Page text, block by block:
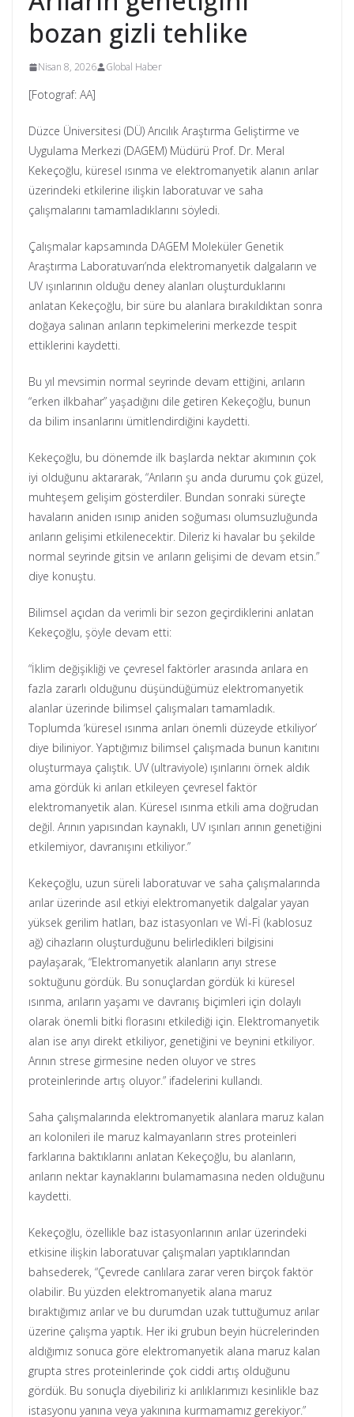
bozan gizli tehlike
Nisan 8, 2026 Global Haber
[Fotograf: AA]
Düzce Üniversitesi (DÜ) Arıcılık Araştırma Geliştirme ve
Uygulama Merkezi (DAGEM) Müdürü Prof. Dr. Meral
Kekeçoğlu, küresel ısınma ve elektromanyetik alanın arılar
üzerindeki etkilerine ilişkin laboratuvar ve saha
çalışmalarını tamamladıklarını söyledi.
Çalışmalar kapsamında DAGEM Moleküler Genetik
Araştırma Laboratuvarı’nda elektromanyetik dalgaların ve
UV ışınlarının olduğu deney alanları oluşturduklarını
anlatan Kekeçoğlu, bir süre bu alanlara bırakıldıktan sonra
doğaya salınan arıların tepkimelerini merkezde tespit
ettiklerini kaydetti.
Bu yıl mevsimin normal seyrinde devam ettiğini, arıların
“erken ilkbahar” yaşadığını dile getiren Kekeçoğlu, bunun
da bilim insanlarını ümitlendirdiğini kaydetti.
Kekeçoğlu, bu dönemde ilk başlarda nektar akımının çok
iyi olduğunu aktararak, “Arıların şu anda durumu çok güzel,
muhteşem gelişim gösterdiler. Bundan sonraki süreçte
havaların aniden ısınıp aniden soğuması olumsuzluğunda
arıların gelişimi etkilenecektir. Dileriz ki havalar bu şekilde
normal seyrinde gitsin ve arıların gelişimi de devam etsin.”
diye konuştu.
Bilimsel açıdan da verimli bir sezon geçirdiklerini anlatan
Kekeçoğlu, şöyle devam etti:
“İklim değişikliği ve çevresel faktörler arasında arılara en
fazla zararlı olduğunu düşündüğümüz elektromanyetik
alanlar üzerinde bilimsel çalışmaları tamamladık.
Toplumda ‘küresel ısınma arıları önemli düzeyde etkiliyor’
diye biliniyor. Yaptığımız bilimsel çalışmada bunun kanıtını
oluşturmaya çalıştık. UV (ultraviyole) ışınlarını örnek aldık
ama gördük ki arıları etkileyen çevresel faktör
elektromanyetik alan. Küresel ısınma etkili ama doğrudan
değil. Arının yapısından kaynaklı, UV ışınları arının genetiğini
etkilemiyor, davranışını etkiliyor.”
Kekeçoğlu, uzun süreli laboratuvar ve saha çalışmalarında
arılar üzerinde asıl etkiyi elektromanyetik dalgalar yayan
yüksek gerilim hatları, baz istasyonları ve Wİ-Fİ (kablosuz
ağ) cihazların oluşturduğunu belirledikleri bilgisini
paylaşarak, “Elektromanyetik alanların arıyı strese
soktuğunu gördük. Bu sonuçlardan gördük ki küresel
ısınma, arıların yaşamı ve davranış biçimleri için dolaylı
olarak önemli bitki florasını etkilediği için. Elektromanyetik
alan ise arıyı direkt etkiliyor, genetiğini ve beynini etkiliyor.
Arının strese girmesine neden oluyor ve stres
proteinlerinde artış oluyor.” ifadelerini kullandı.
Saha çalışmalarında elektromanyetik alanlara maruz kalan
arı kolonileri ile maruz kalmayanların stres proteinleri
farklarına baktıklarını anlatan Kekeçoğlu, bu alanların,
arıların nektar kaynaklarını bulamamasına neden olduğunu
kaydetti.
Kekeçoğlu, özellikle baz istasyonlarının arılar üzerindeki
etkisine ilişkin laboratuvar çalışmaları yaptıklarından
bahsederek, “Çevrede canlılara zarar veren birçok faktör
olabilir. Bu yüzden elektromanyetik alana maruz
bıraktığımız arılar ve bu durumdan uzak tuttuğumuz arılar
üzerine çalışma yaptık. Her iki grubun beyin hücrelerinden
aldığımız sonuca göre elektromanyetik alana maruz kalan
grupta stres proteinlerinde çok ciddi artış olduğunu
gördük. Bu sonuçla diyebiliriz ki arılıklarımızı kesinlikle baz
istasyonu yanına veya yakınına kurmamamız gerekiyor.”